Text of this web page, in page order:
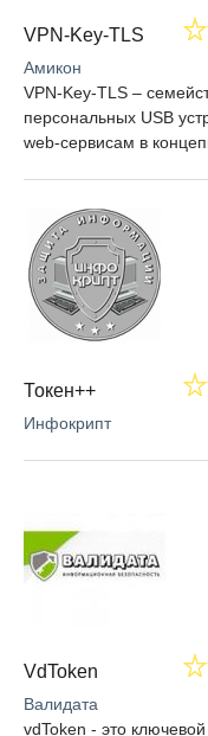
VPN-Key-TLS
Амикон
VPN-Key-TLS –
персональных USB
web-сервисам в
Токен++
Инфокрипт
VdToken
Валидата
vdToken - это